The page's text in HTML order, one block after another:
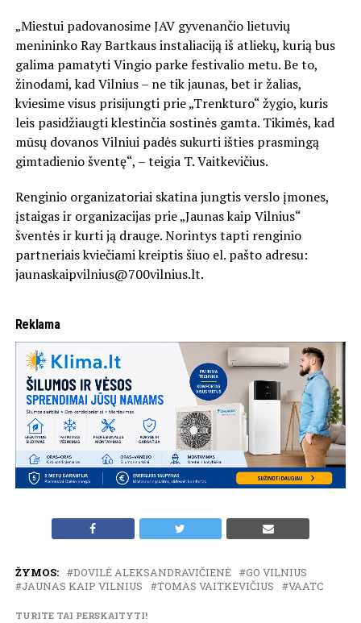
„Miestui padovanosime JAV gyvenančio lietuvių
menininko Ray Bartkaus instaliaciją iš atliekų, kurią bus
galima pamatyti Vingio parke festivalio metu. Be to,
žinodami, kad Vilnius – ne tik jaunas, bet ir žalias,
kviesime visus prisijungti prie „Trenkturo“ žygio, kuris
leis pasidžiaugti klestinčia sostinės gamta. Tikimės, kad
mūsų dovanos Vilniui padės sukurti išties prasmingą
gimtadienio šventę“, – teigia T. Vaitkevičius.
Renginio organizatoriai skatina jungtis verslo įmones,
įstaigas ir organizacijas prie „Jaunas kaip Vilnius“
šventės ir kurti ją drauge. Norintys tapti renginio
partneriais kviečiami kreiptis šiuo el. pašto adresu:
jaunaskaipvilnius@700vilnius.lt.
Reklama
ŽYMOS: DOVILĖ ALEKSANDRAVIČIENĖ
GO VILNIUS
JAUNAS KAIP VILNIUS
TOMAS VAITKEVIČIUS VAATC
TURITE TAI PERSKAITYTI!